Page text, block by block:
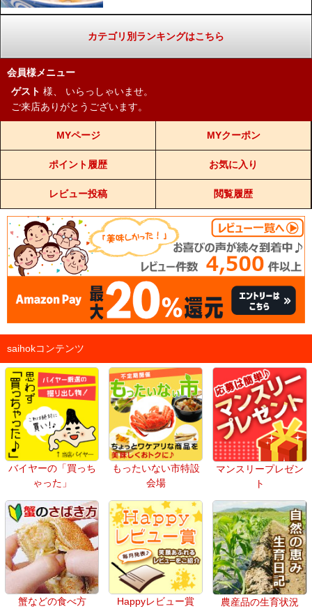
カテゴリ別ランキングはこちら
会員様メニュー
ゲスト 様、
いらっしゃいませ。
ご来店ありがとうございます。
MYページ MYクーポン
ポイント履歴 お気に入り
レビュー投稿 閲覧履歴
saihokコンテンツ
バイヤーの「買っち
ゃった」
もったいない市特設
会場
マンスリープレゼン
ト
蟹などの食べ方 Happyレビュー賞 農産品の生育状況